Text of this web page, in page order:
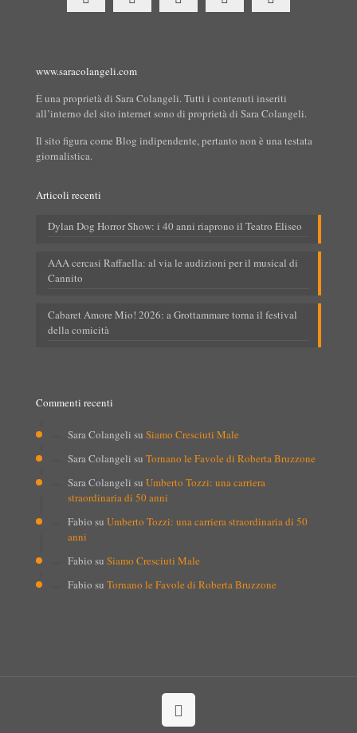
www.saracolangeli.com
È una proprietà di Sara Colangeli. Tutti i contenuti inseriti
all’interno del sito internet sono di proprietà di Sara Colangeli.
Il sito figura come Blog indipendente, pertanto non è una testata
giornalistica.
Articoli recenti
Dylan Dog Horror Show: i 40 anni riaprono il Teatro Eliseo
AAA cercasi Raffaella: al via le audizioni per il musical di
Cannito
Cabaret Amore Mio! 2026: a Grottammare torna il festival
della comicità
Commenti recenti
Sara Colangeli su Siamo Cresciuti Male
Sara Colangeli su Tornano le Favole di Roberta Bruzzone
Sara Colangeli su Umberto Tozzi: una carriera
straordinaria di 50 anni
Fabio su Umberto Tozzi: una carriera straordinaria di 50
anni
Fabio su Siamo Cresciuti Male
Fabio su Tornano le Favole di Roberta Bruzzone